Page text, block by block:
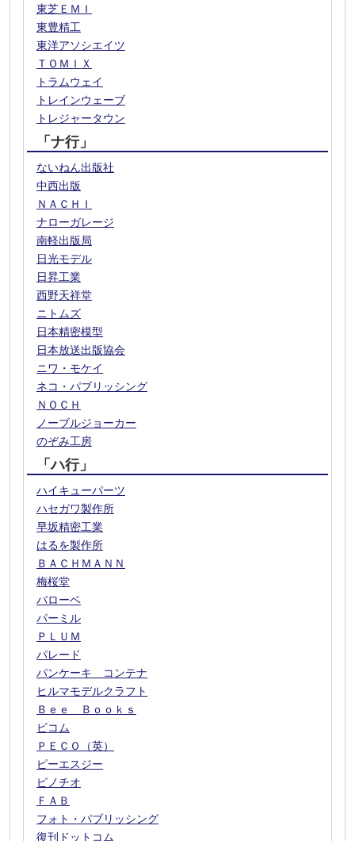
東芝ＥＭＩ
東豊精工
東洋アソシエイツ
ＴＯＭＩＸ
トラムウェイ
トレインウェーブ
トレジャータウン
「ナ行」
ないねん出版社
中西出版
ＮＡＣＨＩ
ナローガレージ
南軽出版局
日光モデル
日昇工業
西野天祥堂
ニトムズ
日本精密模型
日本放送出版協会
ニワ・モケイ
ネコ・パブリッシング
ＮＯＣＨ
ノーブルジョーカー
のぞみ工房
「ハ行」
ハイキューパーツ
ハセガワ製作所
早坂精密工業
はるを製作所
ＢＡＣＨＭＡＮＮ
梅桜堂
バローベ
パーミル
ＰＬＵＭ
パレード
パンケーキ コンテナ
ヒルマモデルクラフト
Ｂｅｅ Ｂｏｏｋｓ
ビコム
ＰＥＣＯ（英）
ピーエスジー
ピノチオ
ＦＡＢ
フォト・パブリッシング
復刊ドットコム